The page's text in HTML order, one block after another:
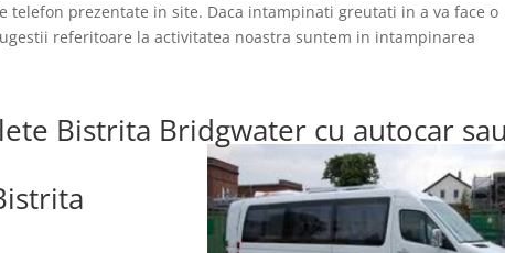
prezentate in site. Daca intampinati greutati in a va face o
referitoare la activitatea noastra suntem in intampinarea
Bistrita Bridgwater cu autocar